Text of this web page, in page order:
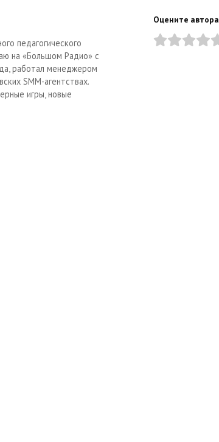
педагогического
на «Большом Радио» с
работал менеджером
SMM-агентствах.
игры, новые
Оцените автора